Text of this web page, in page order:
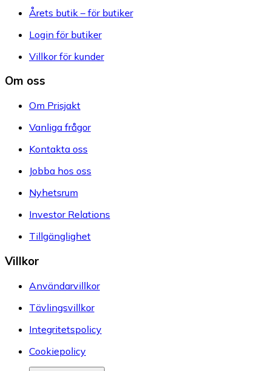
Årets butik – för butiker
Login för butiker
Villkor för kunder
Om oss
Om Prisjakt
Vanliga frågor
Kontakta oss
Jobba hos oss
Nyhetsrum
Investor Relations
Tillgänglighet
Villkor
Användarvillkor
Tävlingsvillkor
Integritetspolicy
Cookiepolicy